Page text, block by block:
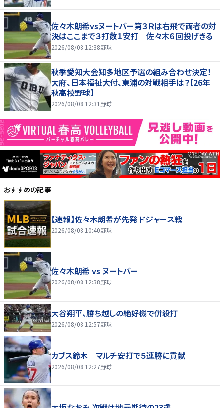
佐々木朗希vsヌートバー第３Ｒは右飛で両者の対
決はここまで３打数１安打 佐々木６回投げきる
2026/08/08 12:38野球
秋季愛知大会知多地区予選の組み合わせ決定！
大府、日本福祉大付、東浦の対戦相手は？【26年
秋高校野球】
2026/08/08 12:31 野球
おすすめの記事
【速報】佐々木朗希が先発 ドジャース戦
2026/08/08 10:40野球
佐々木朗希 vs ヌートバー
2026/08/08 12:38野球
大谷翔平、勝ち越しの絶好機で併殺打
2026/08/08 12:57野球
カブス鈴木 マルチ安打で５連勝に貢献
2026/08/08 12:27野球